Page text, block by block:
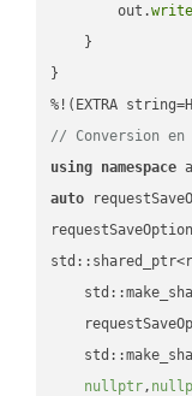
        out.
write
    }
}
// Conversion en
using namespace
auto
nullptr,